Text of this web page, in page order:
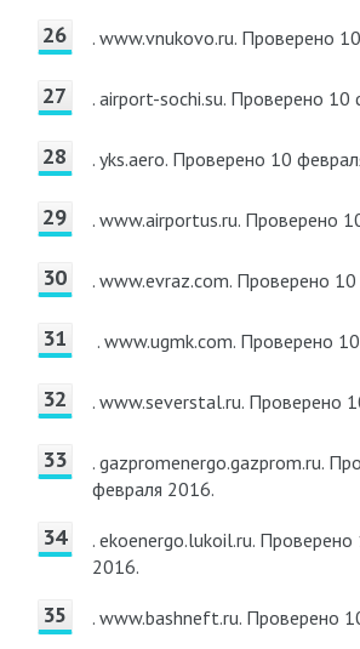
. www.vnukovo.ru. Проверено
. airport-sochi.su. Проверено 10
. yks.aero. Проверено 10
. www.airportus.ru. Проверено
. www.evraz.com. Проверено
. www.ugmk.com. Проверено
. www.severstal.ru. Проверено
. gazpromenergo.gazprom.ru.
февраля 2016.
. ekoenergo.lukoil.ru. Проверено
2016.
. www.bashneft.ru. Проверено